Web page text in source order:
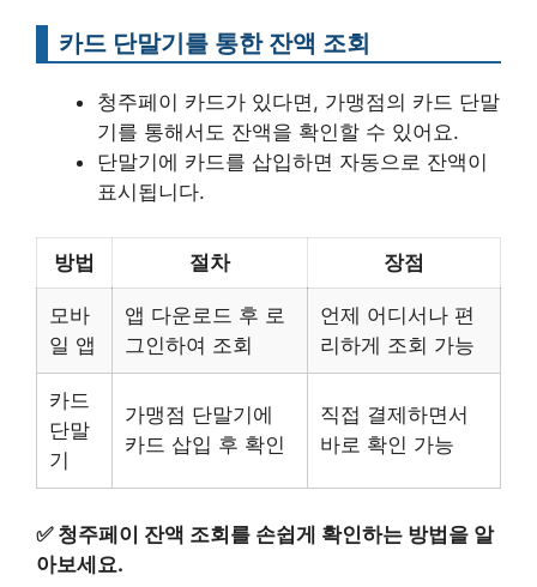
카드 단말기를 통한 잔액 조회
청주페이 카드가 있다면, 가맹점의 카드 단말
기를 통해서도 잔액을 확인할 수 있어요.
단말기에 카드를 삽입하면 자동으로 잔액이
표시됩니다.
방법 절차 장점
모바
일 앱
앱 다운로드 후 로
그인하여 조회
언제 어디서나 편
리하게 조회 가능
카드
단말
기
가맹점 단말기에
카드 삽입 후 확인
직접 결제하면서
바로 확인 가능
✅ 청주페이 잔액 조회를 손쉽게 확인하는 방법을 알
아보세요.